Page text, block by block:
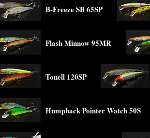
B-Freeze SB 65SP
Flash Minnow 95MR
Tonell 120SP
Humpback Pointer Watch 50S